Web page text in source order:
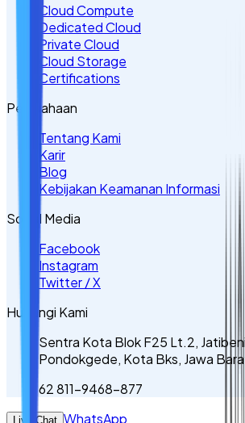
Cloud Compute
Dedicated Cloud
Private Cloud
Cloud Storage
Certifications
Perusahaan
Tentang Kami
Karir
Blog
Kebijakan Keamanan Informasi
Sosial Media
Facebook
Instagram
Twitter / X
Hubungi Kami
Sentra Kota Blok F25 Lt.2,
Pondokgede, Kota Bks, Jawa
62 811-9468-877
Live Chat WhatsApp